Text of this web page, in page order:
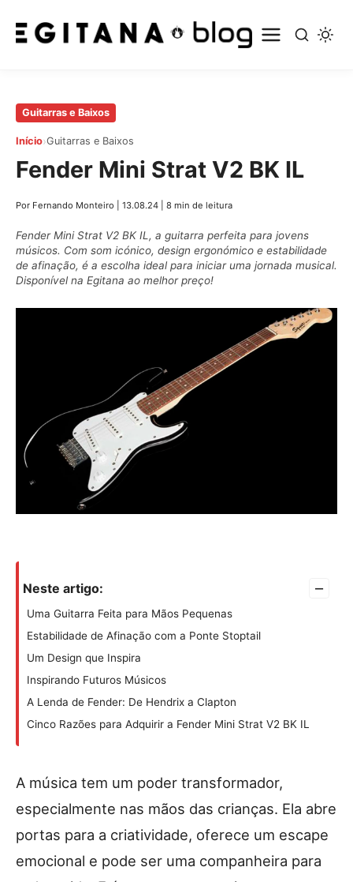
Pular
conteúdo
Guitarras e Baixos
Início›Guitarras e Baixos
Fender Mini Strat V2 BK IL
Por Fernando Monteiro 13.08.24 8 min de leitura
Fender Mini Strat V2 BK IL, a guitarra perfeita para jovens
músicos. Com som icónico, design ergonómico e estabilidade
de afinação, é a escolha ideal para iniciar uma jornada musical.
Disponível na Egitana ao melhor preço!
Neste artigo: –
Uma Guitarra Feita para Mãos Pequenas
Estabilidade de Afinação com a Ponte Stoptail
Um Design que Inspira
Inspirando Futuros Músicos
A Lenda de Fender: De Hendrix a Clapton
Cinco Razões para Adquirir a Fender Mini Strat V2 BK IL
A música tem um poder transformador,
especialmente nas mãos das crianças. Ela abre
portas para a criatividade, oferece um escape
emocional e pode ser uma companheira para